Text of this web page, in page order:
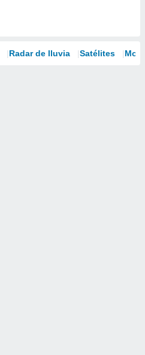
Radar de lluvia Satélites